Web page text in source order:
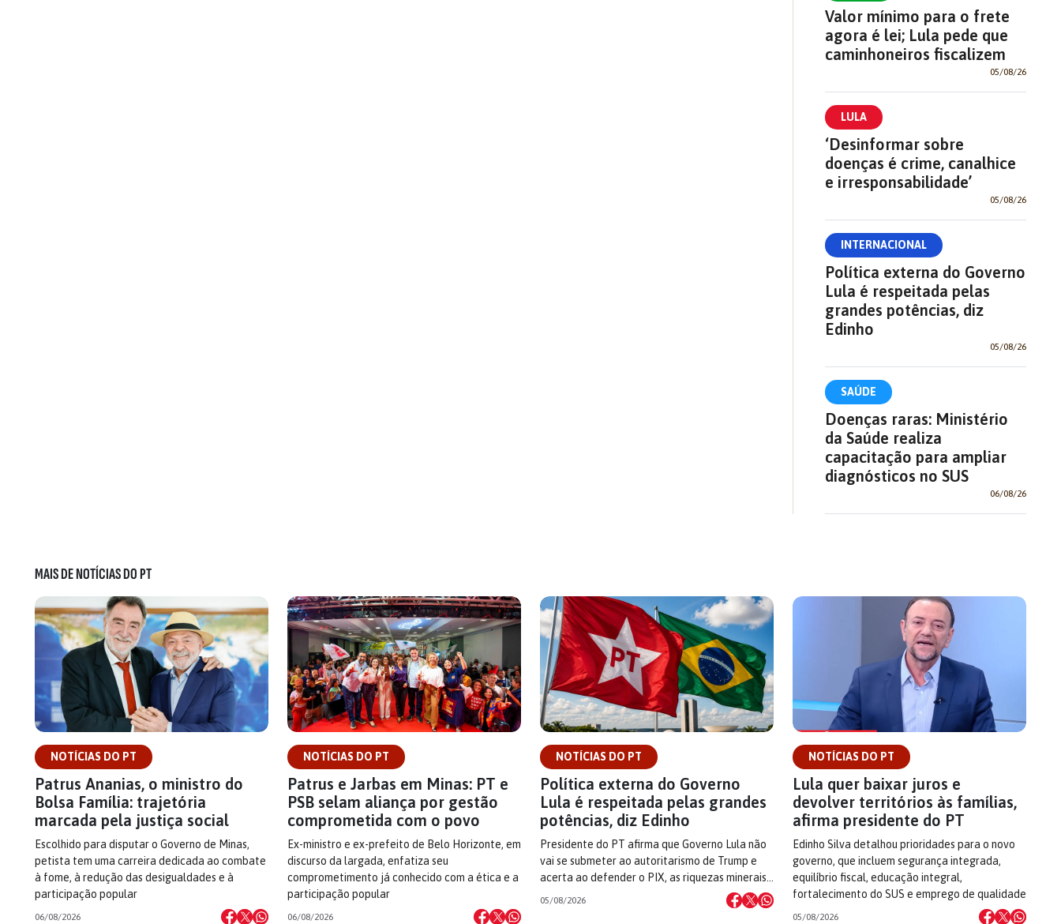
Valor mínimo para o frete
agora é lei; Lula pede que
caminhoneiros fiscalizem
05/08/26
LULA
‘Desinformar sobre
doenças é crime, canalhice
e irresponsabilidade’
05/08/26
INTERNACIONAL
Política externa do Governo
Lula é respeitada pelas
grandes potências, diz
Edinho
05/08/26
SAÚDE
Doenças raras: Ministério
da Saúde realiza
capacitação para ampliar
diagnósticos no SUS
06/08/26
MAIS DE NOTÍCIAS DO PT
NOTÍCIAS DO PT
Patrus Ananias, o ministro do
Bolsa Família: trajetória
marcada pela justiça social
Escolhido para disputar o Governo de Minas,
petista tem uma carreira dedicada ao combate
à fome, à redução das desigualdades e à
participação popular
06/08/2026
NOTÍCIAS DO PT
Patrus e Jarbas em Minas: PT e
PSB selam aliança por gestão
comprometida com o povo
Ex-ministro e ex-prefeito de Belo Horizonte, em
discurso da largada, enfatiza seu
comprometimento já conhecido com a ética e a
participação popular
06/08/2026
NOTÍCIAS DO PT
Política externa do Governo
Lula é respeitada pelas grandes
potências, diz Edinho
Presidente do PT afirma que Governo Lula não
vai se submeter ao autoritarismo de Trump e
acerta ao defender o PIX, as riquezas minerais…
05/08/2026
NOTÍCIAS DO PT
Lula quer baixar juros e
devolver territórios às famílias,
afirma presidente do PT
Edinho Silva detalhou prioridades para o novo
governo, que incluem segurança integrada,
equilíbrio fiscal, educação integral,
fortalecimento do SUS e emprego de qualidade
05/08/2026